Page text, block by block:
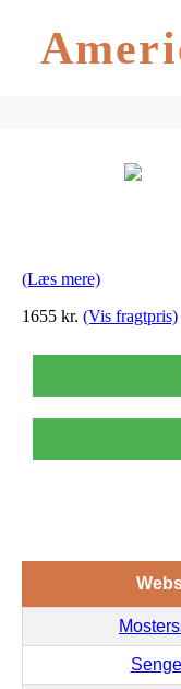
(Læs mere)
1655 kr. (Vis fragtpris)